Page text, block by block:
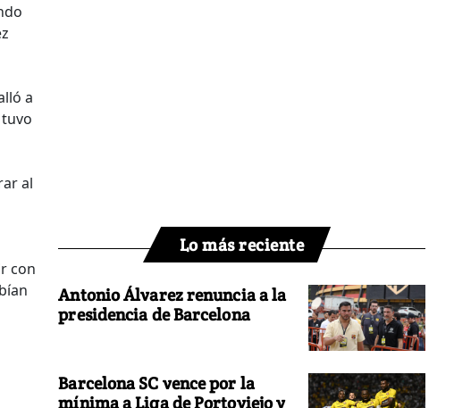
a
al
con
Lo más reciente
Antonio Álvarez renuncia a la
presidencia de Barcelona
Barcelona SC vence por la
mínima a Liga de Portoviejo y